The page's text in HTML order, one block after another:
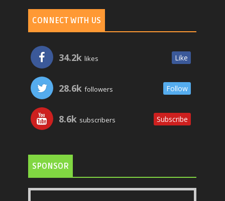
CONNECT WITH US
34.2k likes Like
28.6k followers Follow
8.6k subscribers Subscribe
SPONSOR